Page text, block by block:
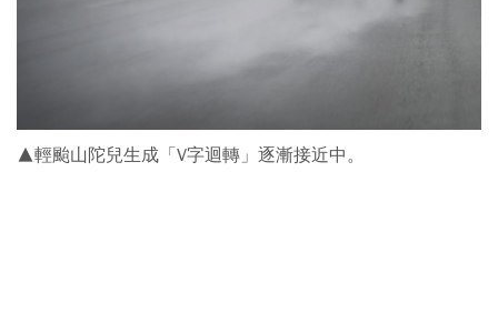
▲輕颱山陀兒生成「V字迴轉」逐漸接近中。